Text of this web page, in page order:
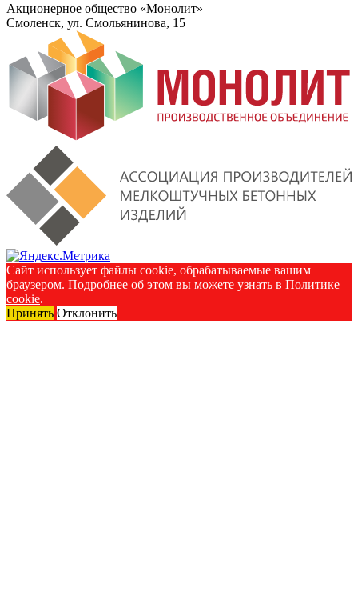
Акционерное общество «Монолит»
Смоленск, ул. Смольянинова, 15
Сайт использует файлы cookie, обрабатываемые вашим
браузером. Подробнее об этом вы можете узнать в Политике
cookie.
Принять Отклонить